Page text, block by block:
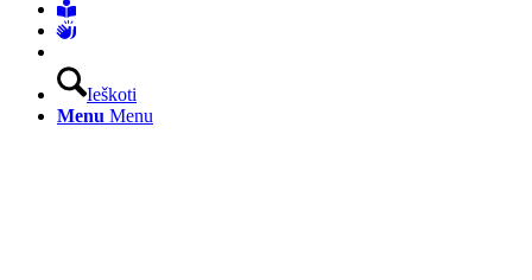
Ieškoti
Menu Menu